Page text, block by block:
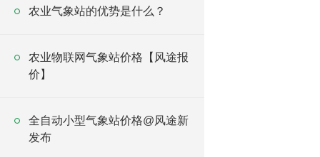
农业气象站的优势是什么？
农业物联网气象站价格【风途报
价】
全自动小型气象站价格@风途新
发布